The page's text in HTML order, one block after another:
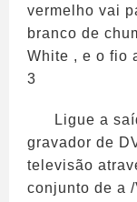
vermelho vai
branco de
White , e o fio
3
Ligue a
gravador de
televisão
conjunto de a